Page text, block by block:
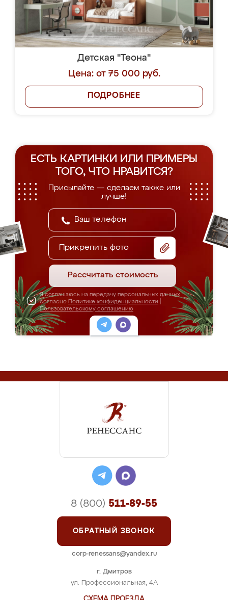
Детская "Теона"
Цена: от 75 000 руб.
ПОДРОБНЕЕ
ЕСТЬ КАРТИНКИ ИЛИ ПРИМЕРЫ
ТОГО, ЧТО НРАВИТСЯ?
Присылайте — сделаем также или
лучше!
Прикрепить фото
Рассчитать стоимость
Я соглашаюсь на передачу персональных данных
согласно Политике конфиденциальности
Пользовательскому соглашению
г. Дмитров
ул. Профессиональная, 4А
8 (800) 511-89-55
ОБРАТНЫЙ ЗВОНОК
corp-renessans@yandex.ru